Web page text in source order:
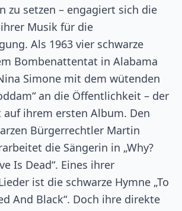
zu setzen – engagiert sich die
Musik für die
Als 1963 vier schwarze
Bombenattentat in Alabama
Simone mit dem wütenden
an die Öffentlichkeit – der
auf ihrem ersten Album. Den
Bürgerrechtler Martin
die Sängerin in „Why?
Is Dead“. Eines ihrer
ist die schwarze Hymne „To
And Black“. Doch ihre direkte